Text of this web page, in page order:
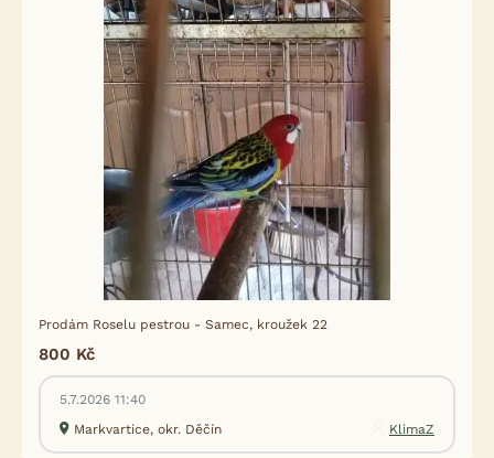
Prodám Roselu pestrou - Samec, kroužek 22
800 Kč
5.7.2026 11:40
Markvartice, okr. Děčín
KlimaZ